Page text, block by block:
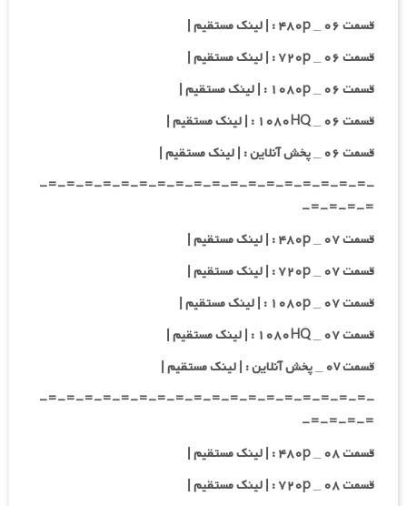
قسمت ۰۶ _ ۴۸۰p : | لینک مستقیم |
قسمت ۰۶ _ ۷۲۰p : | لینک مستقیم |
قسمت ۰۶ _ ۱۰۸۰p : | لینک مستقیم |
قسمت ۰۶ _ ۱۰۸۰HQ : | لینک مستقیم |
قسمت ۰۶ _ پخش آنلاین : | لینک مستقیم |
-=-=-=-=-=-=-=-=-=-=-=-=-=-=-=-=-=-=-
=-=-=-=-
قسمت ۰۷ _ ۴۸۰p : | لینک مستقیم |
قسمت ۰۷ _ ۷۲۰p : | لینک مستقیم |
قسمت ۰۷ _ ۱۰۸۰p : | لینک مستقیم |
قسمت ۰۷ _ ۱۰۸۰HQ : | لینک مستقیم |
قسمت ۰v _ پخش آنلاین : | لینک مستقیم |
-=-=-=-=-=-=-=-=-=-=-=-=-=-=-=-=-=-=-
=-=-=-=-
قسمت ۰۸ _ ۴۸۰p : | لینک مستقیم |
قسمت ۰۸ _ ۷۲۰p : | لینک مستقیم |